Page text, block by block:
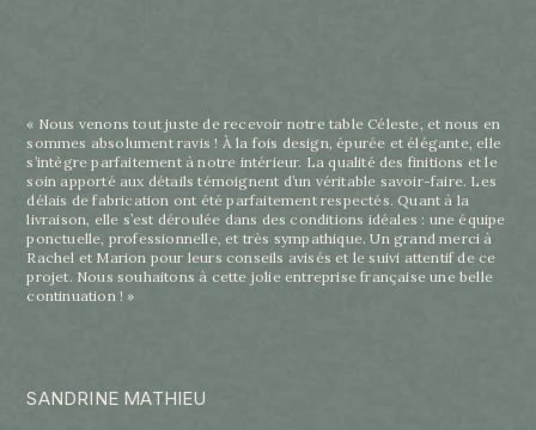
« Nous venons tout juste de recevoir notre table Céleste, et nous en
sommes absolument ravis ! À la fois design, épurée et élégante, elle
s’intègre parfaitement à notre intérieur. La qualité des finitions et le
soin apporté aux détails témoignent d’un véritable savoir-faire. Les
délais de fabrication ont été parfaitement respectés. Quant à la
livraison, elle s’est déroulée dans des conditions idéales : une équipe
ponctuelle, professionnelle, et très sympathique. Un grand merci à
Rachel et Marion pour leurs conseils avisés et le suivi attentif de ce
projet. Nous souhaitons à cette jolie entreprise française une belle
continuation ! »
SANDRINE MATHIEU